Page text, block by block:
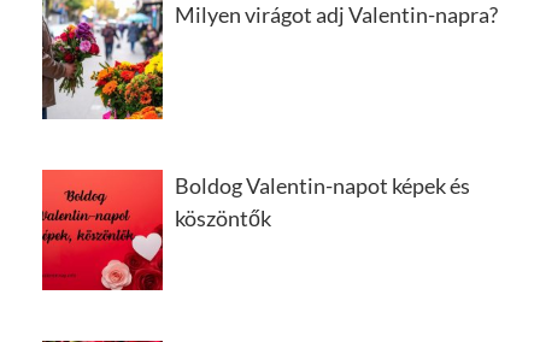
Milyen virágot adj Valentin-napra?
Boldog Valentin-napot képek és
köszöntők